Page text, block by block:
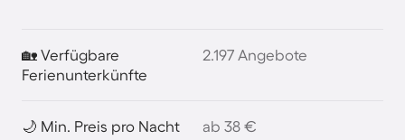
🏡 Verfügbare
Ferienunterkünfte
2.197 Angebote
🌙 Min. Preis pro Nacht ab 38 €